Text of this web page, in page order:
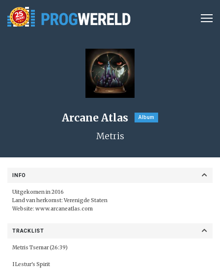
Arcane Atlas Album
Metris
INFO
Uitgekomen in 2016
Land van herkomst: Verenigde Staten
Website: www.arcaneatlas.com
TRACKLIST
Metris Tsemar (26:39)
I Lestur's Spirit